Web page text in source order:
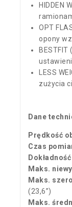
HIDDEN
OPT
opony
LESS
zużycia
Dane
Prędkość
Czas
Maks.
Maks.
(23,6”)
Maks.